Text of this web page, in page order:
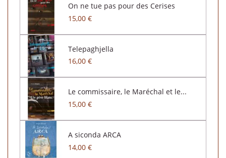
On ne tue pas pour des Cerises
15,00 €
Telepaghjella
16,00 €
Le commissaire, le Maréchal et le...
15,00 €
A siconda ARCA
14,00 €